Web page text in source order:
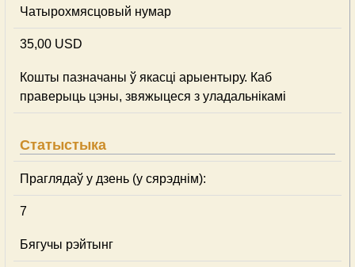
Чатырохмясцовый нумар
35,00 USD
Кошты пазначаны ў якасці арыентыру. Каб
праверыць цэны, звяжыцеся з уладальнікамі
Статыстыка
Праглядаў у дзень (у сярэднім):
7
Бягучы рэйтынг